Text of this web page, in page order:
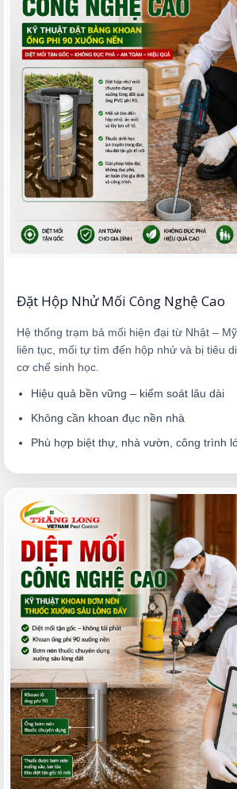
Đặt Hộp Nhử Mối Công Nghệ Cao
Hệ thống trạm bả mối hiện đại từ Nhật –
liên tục, mối tự tìm đến hộp nhử và bị tiêu
cơ chế sinh học.
Hiệu quả bền vững – kiểm soát lâu dài
Không cần khoan đục nền nhà
Phù hợp biệt thự, nhà vườn, công trình